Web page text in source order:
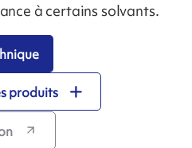
à certains solvants.
produits